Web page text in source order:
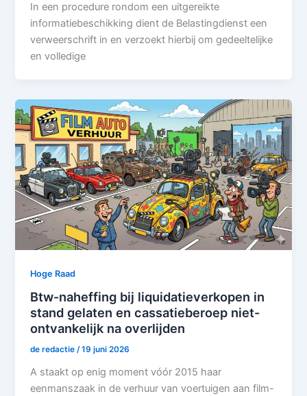
In een procedure rondom een uitgereikte
informatiebeschikking dient de Belastingdienst een
verweerschrift in en verzoekt hierbij om gedeeltelijke
en volledige
Hoge Raad
Btw-naheffing bij liquidatieverkopen in
stand gelaten en cassatieberoep niet-
ontvankelijk na overlijden
de redactie/19 juni 2026
A staakt op enig moment vóór 2015 haar
eenmanszaak in de verhuur van voertuigen aan film-